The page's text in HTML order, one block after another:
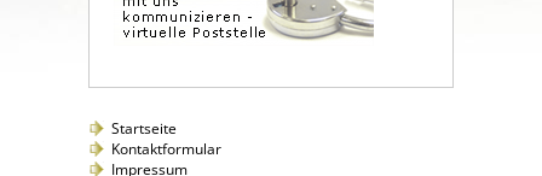
Startseite
Kontaktformular
Impressum